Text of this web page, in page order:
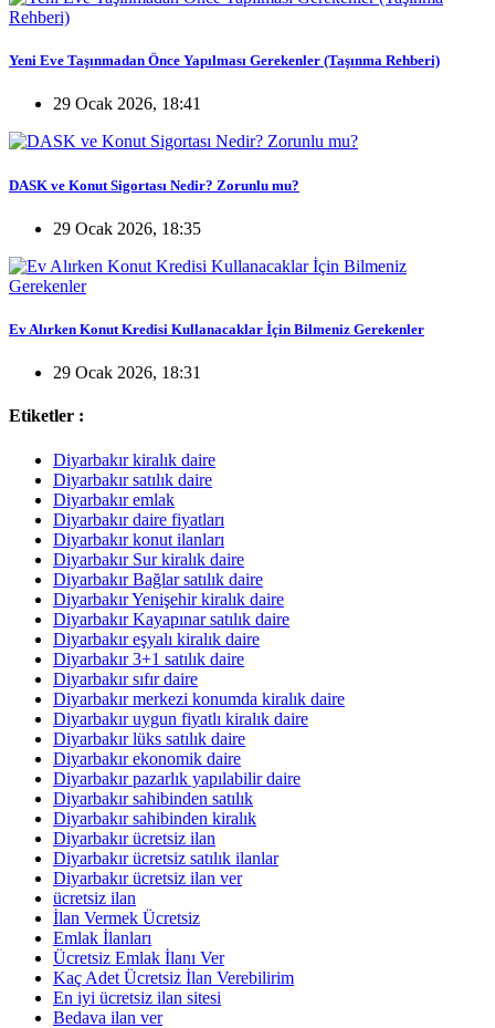
Yeni Eve Taşınmadan Önce Yapılması Gerekenler (Taşınma Rehberi)
29 Ocak 2026, 18:41
DASK ve Konut Sigortası Nedir? Zorunlu mu?
29 Ocak 2026, 18:35
Ev Alırken Konut Kredisi Kullanacaklar İçin Bilmeniz Gerekenler
29 Ocak 2026, 18:31
Etiketler :
Diyarbakır kiralık daire
Diyarbakır satılık daire
Diyarbakır emlak
Diyarbakır daire fiyatları
Diyarbakır konut ilanları
Diyarbakır Sur kiralık daire
Diyarbakır Bağlar satılık daire
Diyarbakır Yenişehir kiralık daire
Diyarbakır Kayapınar satılık daire
Diyarbakır eşyalı kiralık daire
Diyarbakır 3+1 satılık daire
Diyarbakır sıfır daire
Diyarbakır merkezi konumda kiralık daire
Diyarbakır uygun fiyatlı kiralık daire
Diyarbakır lüks satılık daire
Diyarbakır ekonomik daire
Diyarbakır pazarlık yapılabilir daire
Diyarbakır sahibinden satılık
Diyarbakır sahibinden kiralık
Diyarbakır ücretsiz ilan
Diyarbakır ücretsiz satılık ilanlar
Diyarbakır ücretsiz ilan ver
ücretsiz ilan
İlan Vermek Ücretsiz
Emlak İlanları
Ücretsiz Emlak İlanı Ver
Kaç Adet Ücretsiz İlan Verebilirim
En iyi ücretsiz ilan sitesi
Bedava ilan ver